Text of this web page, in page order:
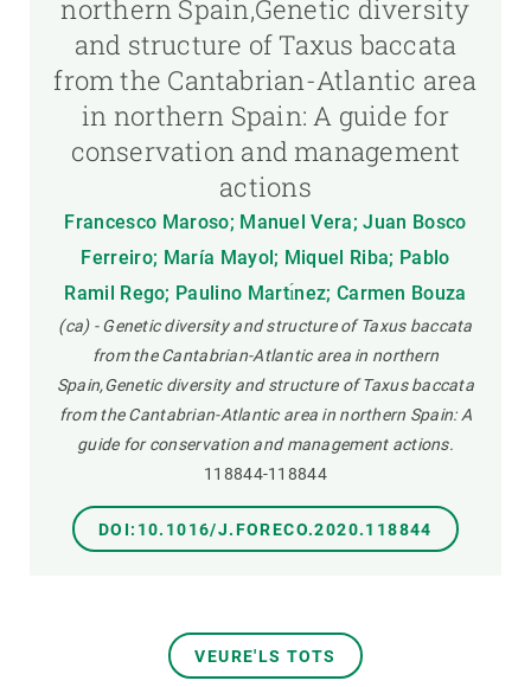
northern Spain,Genetic diversity
and structure of Taxus baccata
from the Cantabrian-Atlantic area
in northern Spain: A guide for
conservation and management
actions
Francesco Maroso; Manuel Vera; Juan Bosco
Ferreiro; María Mayol; Miquel Riba; Pablo
Ramil Rego; Paulino Martı́nez; Carmen Bouza
(ca) - Genetic diversity and structure of Taxus baccata
from the Cantabrian-Atlantic area in northern
Spain,Genetic diversity and structure of Taxus baccata
from the Cantabrian-Atlantic area in northern Spain: A
guide for conservation and management actions.
118844-118844
DOI:10.1016/J.FORECO.2020.118844
VEURE'LS TOTS